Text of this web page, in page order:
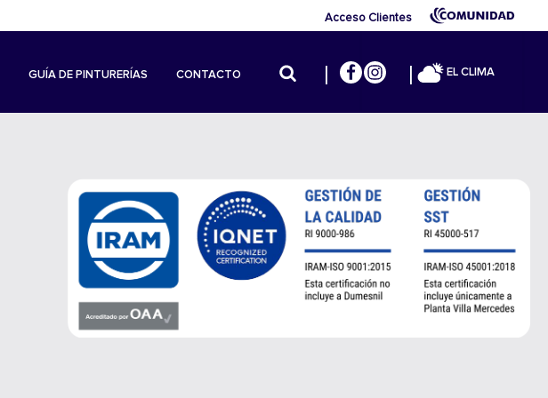
Acceso Clientes
GUÍA DE PINTURERÍAS CONTACTO EL CLIMA